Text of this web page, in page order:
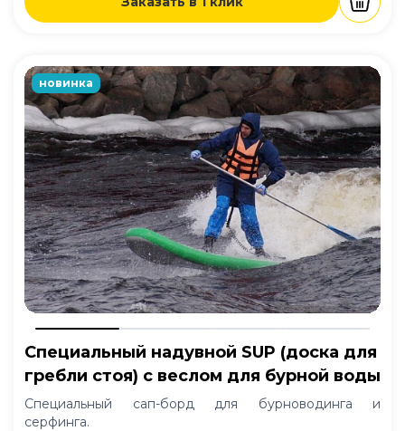
новинка
Специальный надувной SUP (доска для
гребли стоя) с веслом для бурной воды
Специальный сап-борд для бурноводинга и
серфинга.